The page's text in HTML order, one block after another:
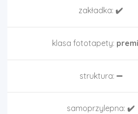
zakładka: ✔️
klasa fototapety:
struktura: ➖
samoprzylepna: ✔️